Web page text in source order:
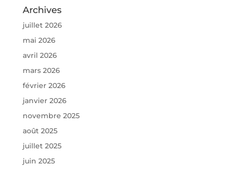
Archives
juillet 2026
mai 2026
avril 2026
mars 2026
février 2026
janvier 2026
novembre 2025
août 2025
juillet 2025
juin 2025